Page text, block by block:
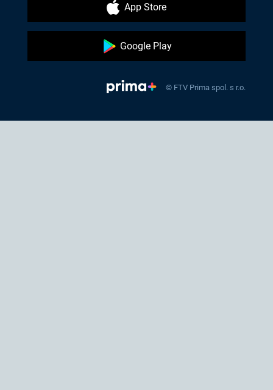
App Store
Google Play
© FTV Prima spol. s r.o.